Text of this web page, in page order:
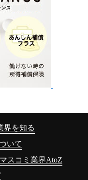
界を知る
いて
マスコミ業界AtoZ